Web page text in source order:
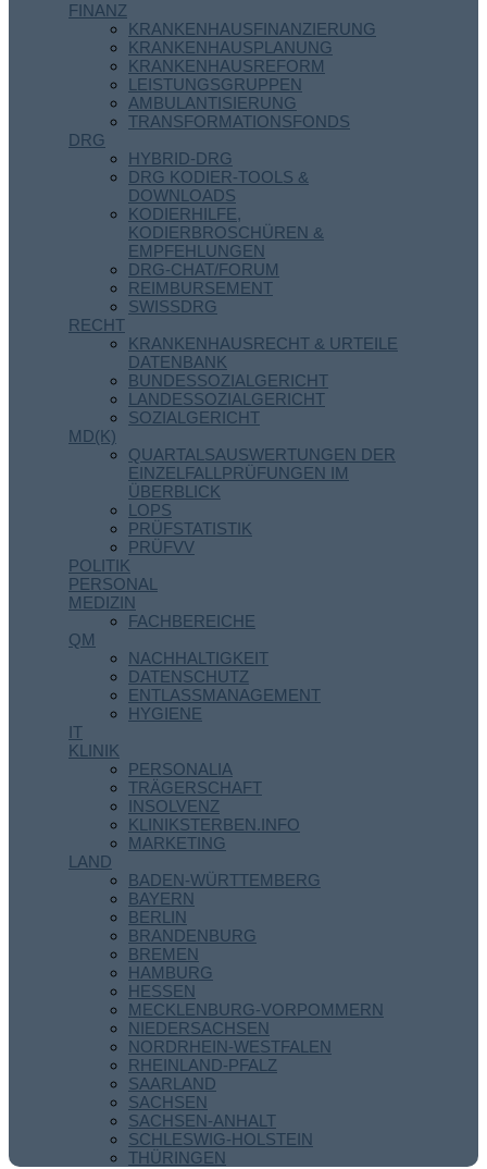
FINANZ
KRANKENHAUSFINANZIERUNG
KRANKENHAUSPLANUNG
KRANKENHAUSREFORM
LEISTUNGSGRUPPEN
AMBULANTISIERUNG
TRANSFORMATIONSFONDS
DRG
HYBRID-DRG
DRG KODIER-TOOLS &
DOWNLOADS
KODIERHILFE,
KODIERBROSCHÜREN &
EMPFEHLUNGEN
DRG-CHAT/FORUM
REIMBURSEMENT
SWISSDRG
RECHT
KRANKENHAUSRECHT & URTEILE
DATENBANK
BUNDESSOZIALGERICHT
LANDESSOZIALGERICHT
SOZIALGERICHT
MD(K)
QUARTALSAUSWERTUNGEN DER
EINZELFALLPRÜFUNGEN IM
ÜBERBLICK
LOPS
PRÜFSTATISTIK
PRÜFVV
POLITIK
PERSONAL
MEDIZIN
FACHBEREICHE
QM
NACHHALTIGKEIT
DATENSCHUTZ
ENTLASSMANAGEMENT
HYGIENE
IT
KLINIK
PERSONALIA
TRÄGERSCHAFT
INSOLVENZ
KLINIKSTERBEN.INFO
MARKETING
LAND
BADEN-WÜRTTEMBERG
BAYERN
BERLIN
BRANDENBURG
BREMEN
HAMBURG
HESSEN
MECKLENBURG-VORPOMMERN
NIEDERSACHSEN
NORDRHEIN-WESTFALEN
RHEINLAND-PFALZ
SAARLAND
SACHSEN
SACHSEN-ANHALT
SCHLESWIG-HOLSTEIN
THÜRINGEN